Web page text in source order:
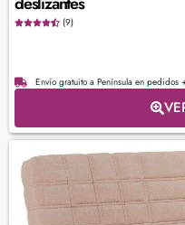
(9)
Envío gratuito a Península en pedidos